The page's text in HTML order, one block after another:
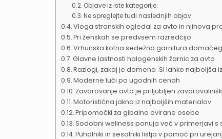
Objave iz iste kategorije:
Ne spreglejte tudi naslednjih objav:
Vloga stranskih ogledal za avto in njihova
Pri ženskah se predvsem razredčijo
Vrhunska kotna sedežna garnitura
Glavne lastnosti halogenskih žarnic za avto
Razlogi, zakaj je domena .SI lahko najboljša
Moderne luči po ugodnih cenah
Zavarovanje avta je priljubljen
Motoristična jakna iz najboljših materialov
Pripomočki za gibalno ovirane osebe
Sodobni wellness ponuja več v primerjavi
Puhalniki in sesalniki listja v pomoč pri